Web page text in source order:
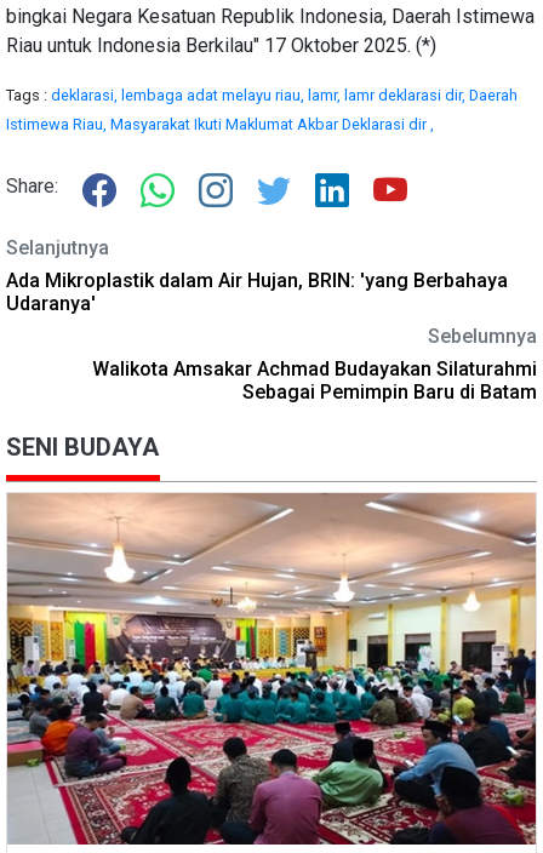
bingkai Negara Kesatuan Republik Indonesia, Daerah Istimewa
Riau untuk Indonesia Berkilau" 17 Oktober 2025. (*)
Tags : deklarasi, lembaga adat melayu riau, lamr, lamr deklarasi dir, Daerah
Istimewa Riau, Masyarakat Ikuti Maklumat Akbar Deklarasi dir ,
Share:
Selanjutnya
Ada Mikroplastik dalam Air Hujan, BRIN: 'yang Berbahaya
Udaranya'
Sebelumnya
Walikota Amsakar Achmad Budayakan Silaturahmi
Sebagai Pemimpin Baru di Batam
SENI BUDAYA